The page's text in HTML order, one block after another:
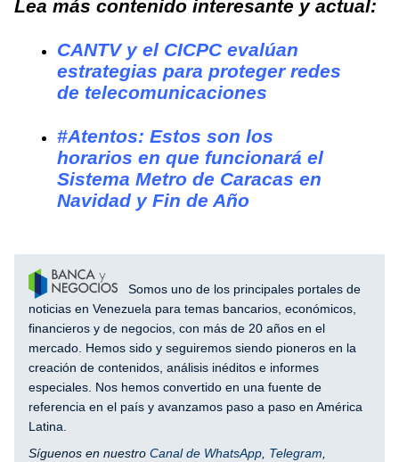
Lea más contenido interesante y actual:
CANTV y el CICPC evalúan
estrategias para proteger redes
de telecomunicaciones
#Atentos: Estos son los
horarios en que funcionará el
Sistema Metro de Caracas en
Navidad y Fin de Año
Somos uno de los principales portales de
noticias en Venezuela para temas bancarios, económicos,
financieros y de negocios, con más de 20 años en el
mercado. Hemos sido y seguiremos siendo pioneros en la
creación de contenidos, análisis inéditos e informes
especiales. Nos hemos convertido en una fuente de
referencia en el país y avanzamos paso a paso en América
Latina.
Síguenos en nuestro Canal de WhatsApp Telegram